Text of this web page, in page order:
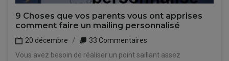
9 Choses que vos parents vous ont apprises
comment faire un mailing personnalisé
20 décembre
33 Commentaires
Vous avez besoin de réaliser un point saillant assez